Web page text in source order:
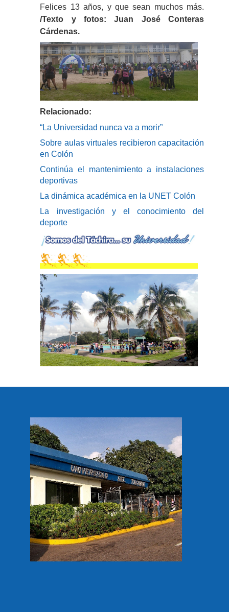
Felices 13 años, y que sean muchos más.
/Texto y fotos: Juan José Conteras
Cárdenas.
Relacionado:
“La Universidad nunca va a morir”
Sobre aulas virtuales recibieron capacitación
en Colón
Continúa el mantenimiento a instalaciones
deportivas
La dinámica académica en la UNET Colón
La investigación y el conocimiento del
deporte